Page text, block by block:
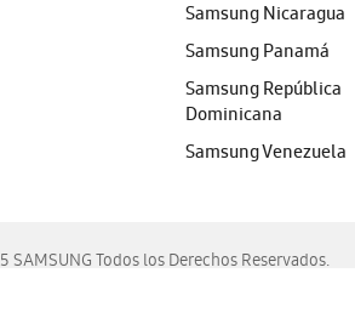
Samsung Nicaragua
Samsung Panamá
Samsung República
Dominicana
Samsung Venezuela
Todos los Derechos Reservados.